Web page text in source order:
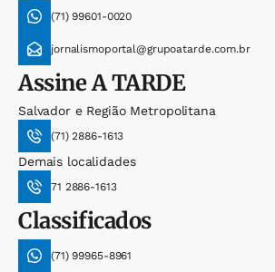
(71) 99601-0020
jornalismoportal@grupoatarde.com.br
AssineA TARDE
Salvador e Região Metropolitana
(71) 2886-1613
Demais localidades
71 2886-1613
Classificados
(71) 99965-8961